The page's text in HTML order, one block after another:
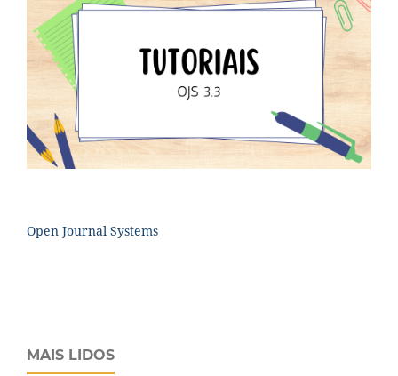
Open Journal Systems
MAIS LIDOS